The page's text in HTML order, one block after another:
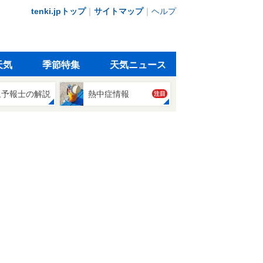
tenki.jpトップ｜ サイトマップ｜ ヘルプ
気 季節特集 天気ニュース
報士の解説 熱中症情報 注目